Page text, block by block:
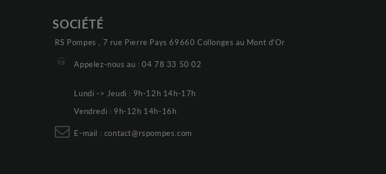
SOCIÉTÉ
RS Pompes , 7 rue Pierre Pays 69660 Collonges au Mont d'Or
Appelez-nous au :04 78 33 50 02
Lundi -> Jeudi : 9h-12h 14h-17h
Vendredi : 9h-12h 14h-16h
E-mail : contact@rspompes.com